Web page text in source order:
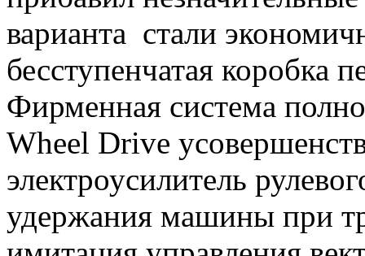
варианта стали
бесступенчатая коробка
Фирменная система
Wheel Drive
электроусилитель
удержания машины при